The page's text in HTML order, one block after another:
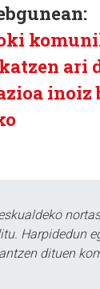
ari
inoiz
Harpidedun
dituen